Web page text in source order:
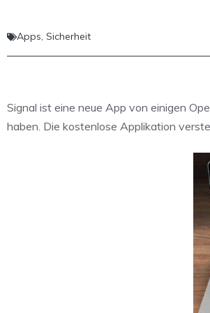
Apps, Sicherheit
Signal ist eine neue App von einigen
haben. Die kostenlose Applikation